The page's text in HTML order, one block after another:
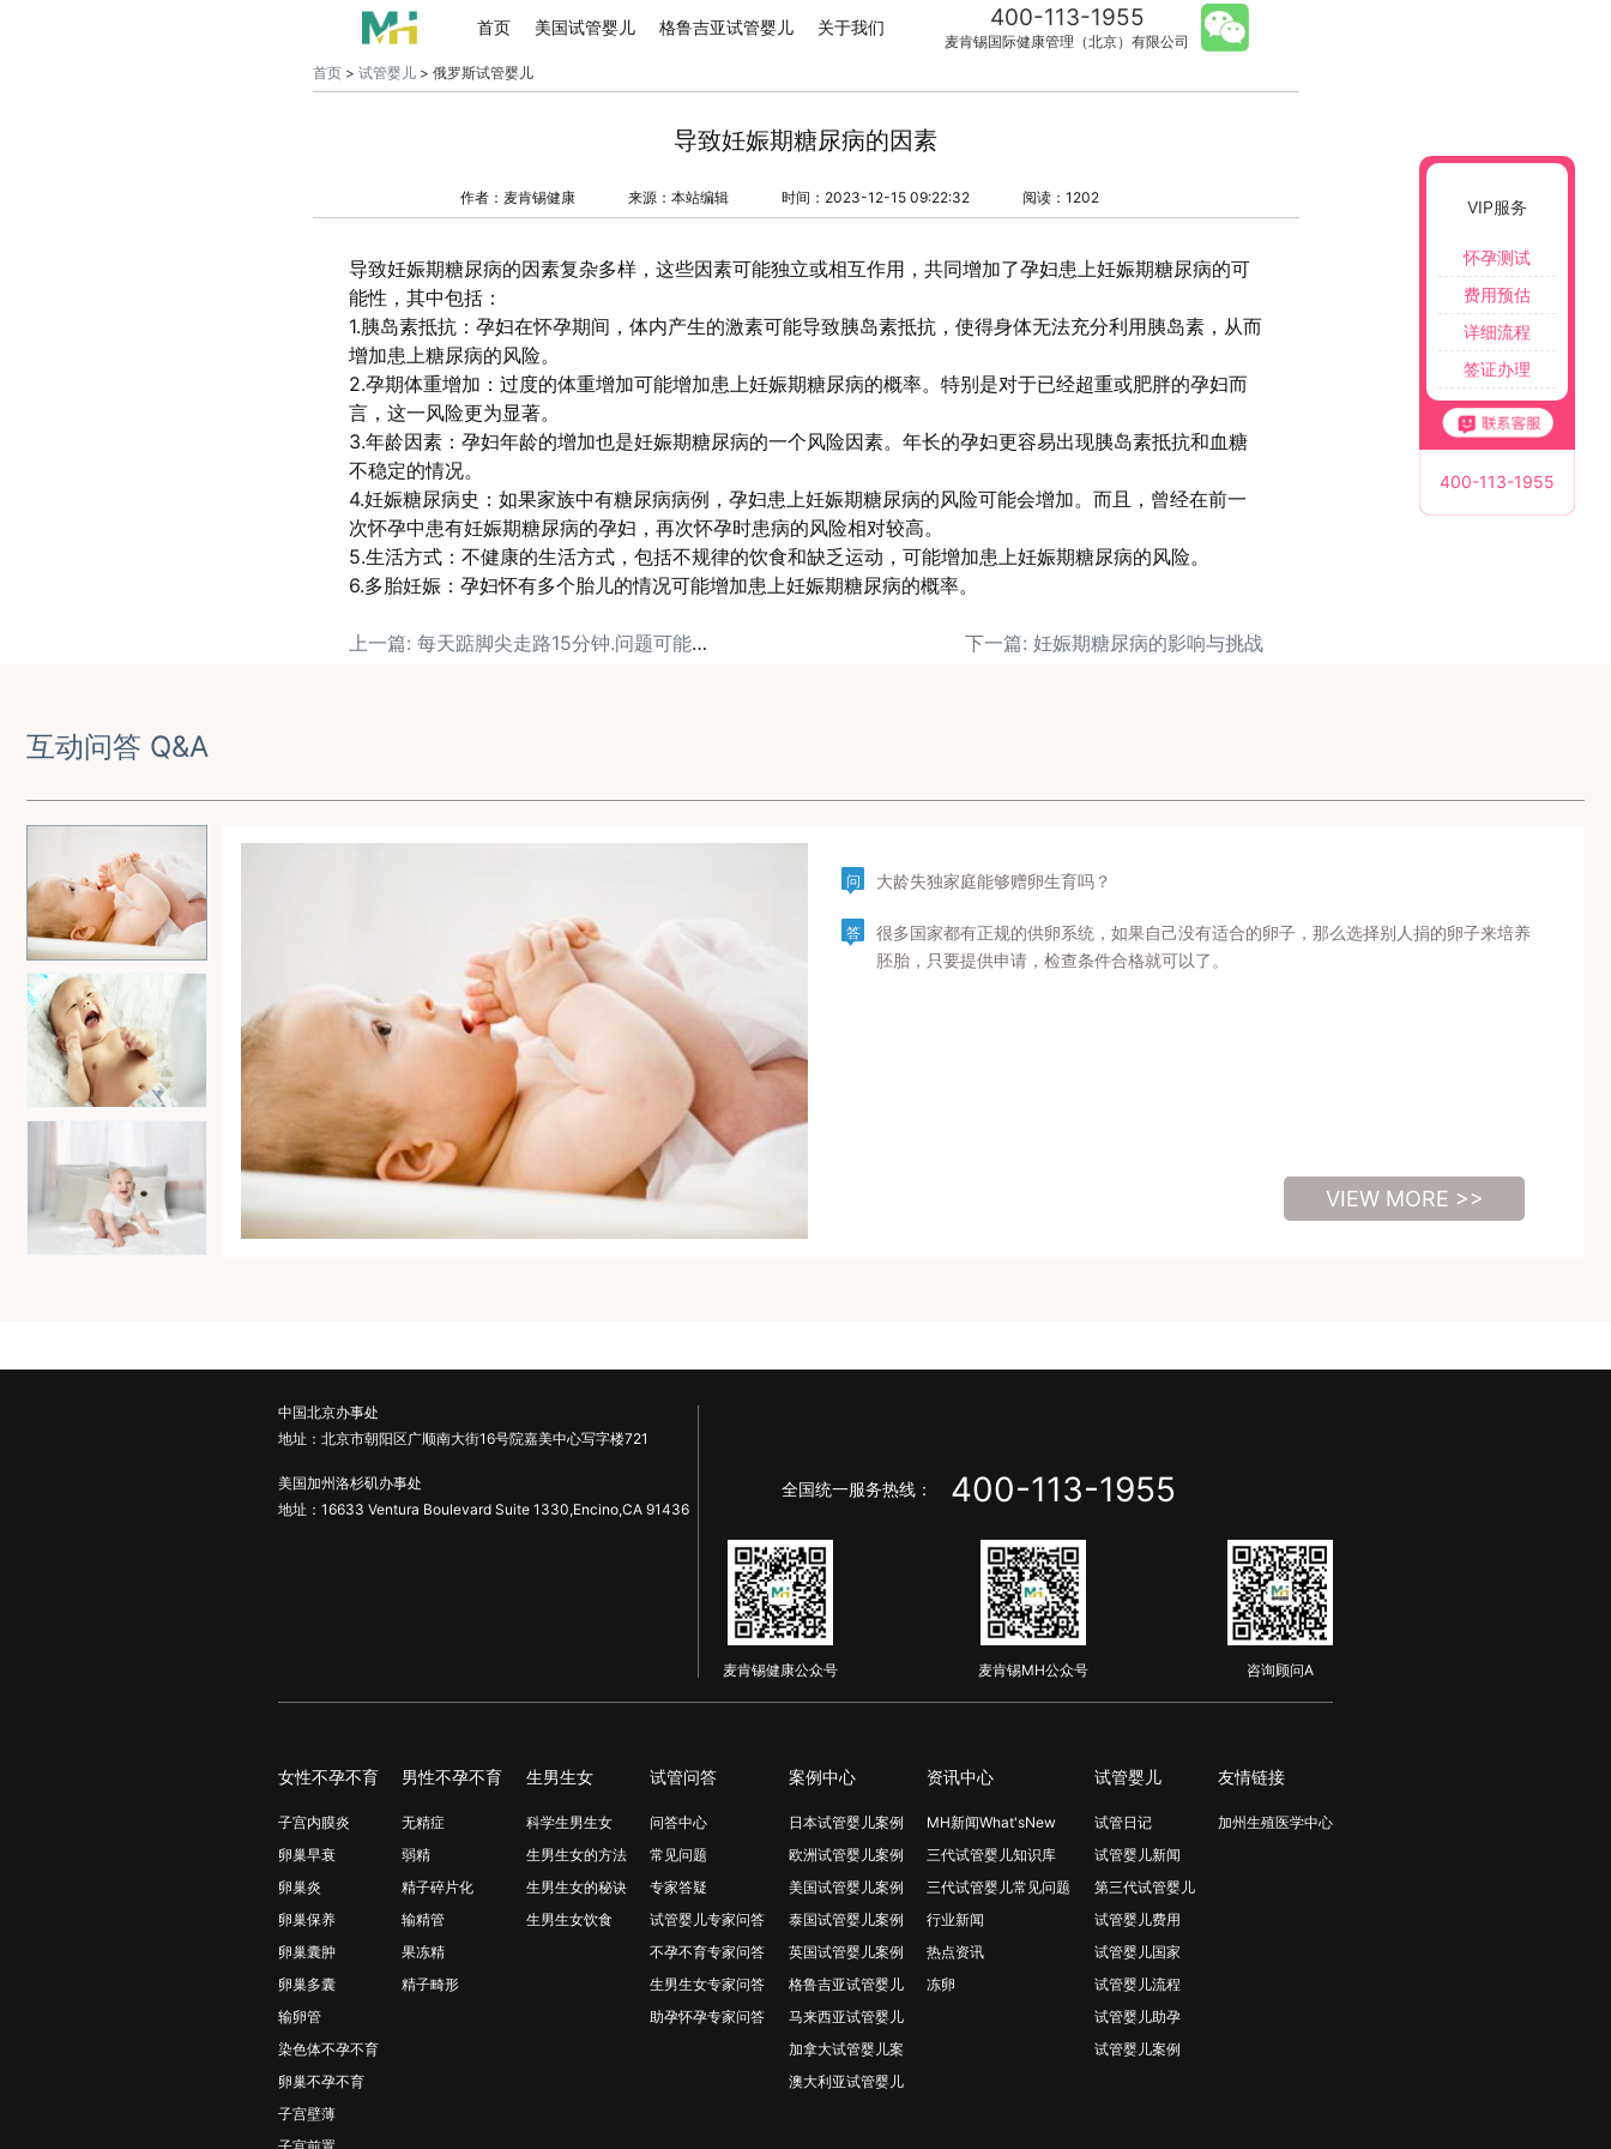
首页 美国试管婴儿 格鲁吉亚试管婴儿 关于我们 400-113-1955
麦肯锡国际健康管理（北京）有限公司
首页> 试管婴儿> 俄罗斯试管婴儿
导致妊娠期糖尿病的因素
作者：麦肯锡健康 来源：本站编辑 时间：2023-12-15 09:22:32 阅读：1202
导致妊娠期糖尿病的因素复杂多样，这些因素可能独立或相互作用，共同增加了孕妇患上妊娠期糖尿病的可
能性，其中包括：
1.胰岛素抵抗：孕妇在怀孕期间，体内产生的激素可能导致胰岛素抵抗，使得身体无法充分利用胰岛素，从而
增加患上糖尿病的风险。
2.孕期体重增加：过度的体重增加可能增加患上妊娠期糖尿病的概率。特别是对于已经超重或肥胖的孕妇而
言，这一风险更为显著。
3.年龄因素：孕妇年龄的增加也是妊娠期糖尿病的一个风险因素。年长的孕妇更容易出现胰岛素抵抗和血糖
不稳定的情况。
4.妊娠糖尿病史：如果家族中有糖尿病病例，孕妇患上妊娠期糖尿病的风险可能会增加。而且，曾经在前一
次怀孕中患有妊娠期糖尿病的孕妇，再次怀孕时患病的风险相对较高。
5.生活方式：不健康的生活方式，包括不规律的饮食和缺乏运动，可能增加患上妊娠期糖尿病的风险。
6.多胎妊娠：孕妇怀有多个胎儿的情况可能增加患上妊娠期糖尿病的概率。
上一篇: 每天踮脚尖走路15分钟.问题可能悄悄“走没了” 下一篇: 妊娠期糖尿病的影响与挑战
互动问答 Q&A
问 大龄失独家庭能够赠卵生育吗？
答
很多国家都有正规的供卵系统，如果自己没有适合的卵子，那么选择别人捐的卵子来培养
胚胎，只要提供申请，检查条件合格就可以了。
VIEW MORE >>
中国北京办事处
地址：北京市朝阳区广顺南大街16号院嘉美中心写字楼721
美国加州洛杉矶办事处
地址：16633 Ventura Boulevard Suite 1330,Encino,CA 91436
全国统一服务热线： 400-113-1955
麦肯锡健康公众号 麦肯锡MH公众号 咨询顾问A
女性不孕不育
子宫内膜炎
卵巢早衰
卵巢炎
卵巢保养
卵巢囊肿
卵巢多囊
输卵管
染色体不孕不育
卵巢不孕不育
子宫壁薄
男性不孕不育
无精症
弱精
精子碎片化
输精管
果冻精
精子畸形
生男生女
科学生男生女
生男生女的方法
生男生女的秘诀
生男生女饮食
试管问答
问答中心
常见问题
专家答疑
试管婴儿专家问答
不孕不育专家问答
生男生女专家问答
助孕怀孕专家问答
案例中心
日本试管婴儿案例
欧洲试管婴儿案例
美国试管婴儿案例
泰国试管婴儿案例
英国试管婴儿案例
格鲁吉亚试管婴儿
马来西亚试管婴儿
加拿大试管婴儿案
澳大利亚试管婴儿
资讯中心
MH新闻What'sNew
三代试管婴儿知识库
三代试管婴儿常见问题
行业新闻
热点资讯
冻卵
试管婴儿
试管日记
试管婴儿新闻
第三代试管婴儿
试管婴儿费用
试管婴儿国家
试管婴儿流程
试管婴儿助孕
试管婴儿案例
友情链接
加州生殖医学中心
VIP服务
怀孕测试
费用预估
详细流程
签证办理
400-113-1955